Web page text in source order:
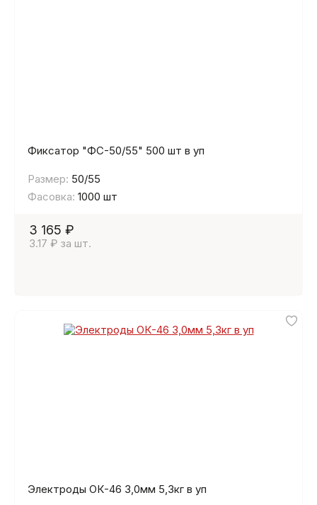
Фиксатор "ФС-50/55" 500 шт в уп
Размер: 50/55
Фасовка: 1000 шт
3 165 ₽
3.17 ₽ за шт.
Электроды ОК-46 3,0мм 5,3кг в уп